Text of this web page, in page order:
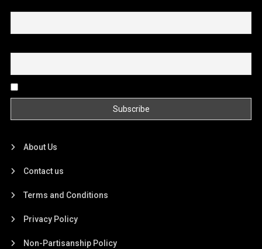
About Us
Contact us
Terms and Conditions
Privacy Policy
Non-Partisanship Policy